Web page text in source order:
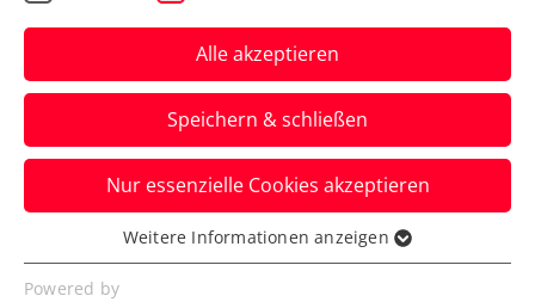
Alle akzeptieren
Speichern & schließen
Nur essenzielle Cookies akzeptieren
Essenziell
Essenzielle Cookies werden für grundlegende
Weitere Informationen anzeigen
Powered by